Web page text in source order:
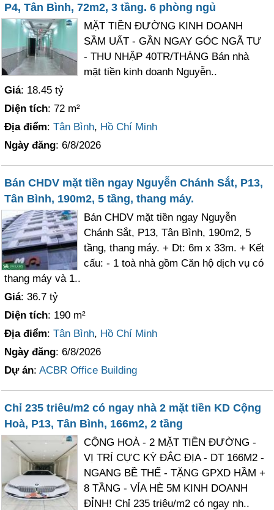
P4, Tân Bình, 72m2, 3 tầng. 6 phòng ngủ
MẶT TIỀN ĐƯỜNG KINH DOANH
SẦM UẤT - GẦN NGAY GÓC NGÃ TƯ
- THU NHẬP 40TR/THÁNG Bán nhà
mặt tiền kinh doanh Nguyễn..
Giá: 18.45 tỷ
Diện tích: 72 m²
Địa điểm:Tân Bình, Hồ Chí Minh
Ngày đăng: 6/8/2026
Bán CHDV mặt tiền ngay Nguyễn Chánh Sắt, P13,
Tân Bình, 190m2, 5 tầng, thang máy.
Bán CHDV mặt tiền ngay Nguyễn
Chánh Sắt, P13, Tân Bình, 190m2, 5
tầng, thang máy. + Dt: 6m x 33m. + Kết
cấu: - 1 toà nhà gồm Căn hộ dịch vụ có
thang máy và 1..
Giá: 36.7 tỷ
Diện tích: 190 m²
Địa điểm:Tân Bình, Hồ Chí Minh
Ngày đăng: 6/8/2026
Dự án:ACBR Office Building
Chỉ 235 triêu/m2 có ngay nhà 2 mặt tiền KD Cộng
Hoà, P13, Tân Bình, 166m2, 2 tầng
CỘNG HOÀ - 2 MẶT TIỀN ĐƯỜNG -
VỊ TRÍ CỰC KỲ ĐẮC ĐỊA - DT 166M2 -
NGANG BỀ THẾ - TẶNG GPXD HẦM +
8 TẦNG - VỈA HÈ 5M KINH DOANH
ĐỈNH! Chỉ 235 triêu/m2 có ngay nh..